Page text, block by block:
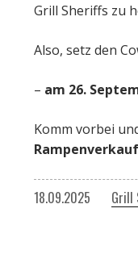
Grill Sheriffs zu
Also, setz den
– am 26.
Komm vorbei
18.09.2025 Grill